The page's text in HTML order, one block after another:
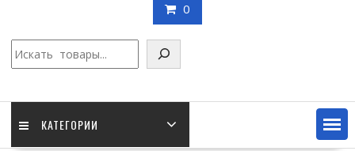
0
КАТЕГОРИИ